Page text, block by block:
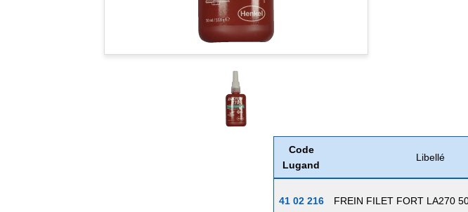
Code
Lugand
Libellé
41 02 216 FREIN FILET FORT LA270